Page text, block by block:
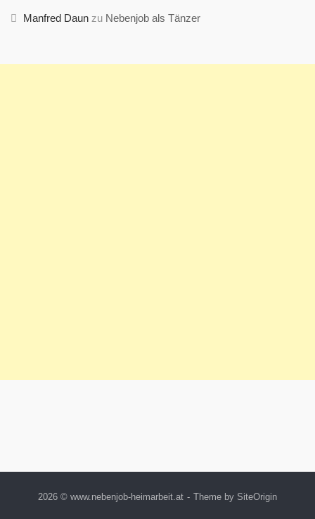
Manfred Daun zu Nebenjob als Tänzer
2026 © www.nebenjob-heimarbeit.at Theme by SiteOrigin